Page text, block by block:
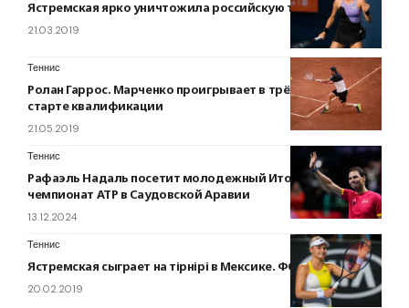
Ястремская ярко уничтожила российскую теннисистку
21.03.2019
Теннис
Ролан Гаррос. Марченко проигрывает в трёх сетах на
старте квалификации
21.05.2019
Теннис
Рафаэль Надаль посетит молодежный Итоговый
чемпионат ATP в Саудовской Аравии
13.12.2024
Теннис
Ястремская сыграет на тірнірі в Мексике. ФОТО
20.02.2019